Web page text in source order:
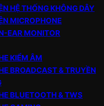
HỆ THỐNG KHÔNG DÂY
MICROPHONE
EAR MONITOR
KIỂM ÂM
BROADCAST & TRUYỀN
BLUETOOTH & TWS